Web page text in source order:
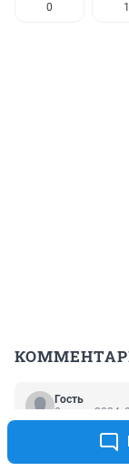
0 1
Гость
8 июня 2024,
Россия